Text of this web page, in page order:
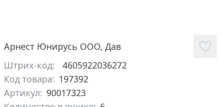
Арнест Юнирусь ООО, Дав
Штрих-код:
4605922036272
Код товара: 197392
Артикул: 90017323